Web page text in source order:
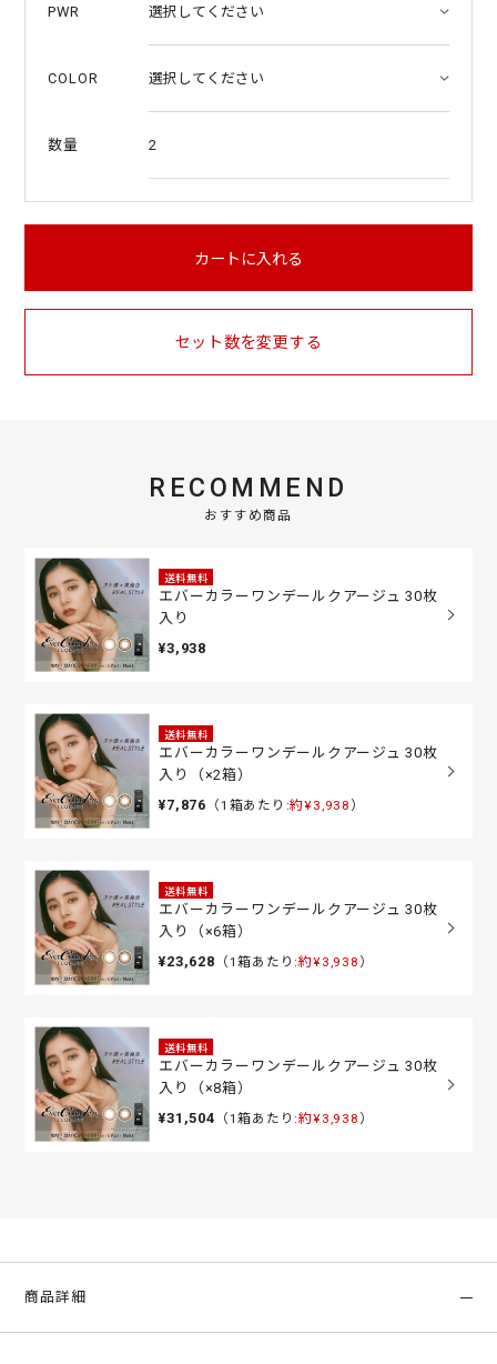
PWR
COLOR
数量 2
カートに入れる
セット数を変更する
RECOMMEND
おすすめ商品
送料無料
エバーカラーワンデールクアージュ 30枚
入り
¥3,938
送料無料
エバーカラーワンデールクアージュ 30枚
入り（×2箱）
¥7,876 （1箱あたり:約¥3,938 ）
送料無料
エバーカラーワンデールクアージュ 30枚
入り（×6箱）
¥23,628 （1箱あたり:約¥3,938 ）
送料無料
エバーカラーワンデールクアージュ 30枚
入り（×8箱）
¥31,504 （1箱あたり:約¥3,938 ）
商品詳細